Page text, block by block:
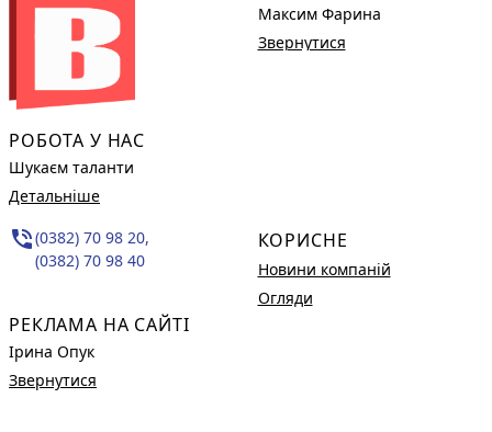
РОБОТА У НАС
Шукаєм таланти
Детальніше
phone_in_talk(0382) 70 98 20,
(0382) 70 98 40
РЕКЛАМА НА САЙТІ
Ірина Опук
Звернутися
Максим Фарина
Звернутися
КОРИСНЕ
Новини компаній
Огляди